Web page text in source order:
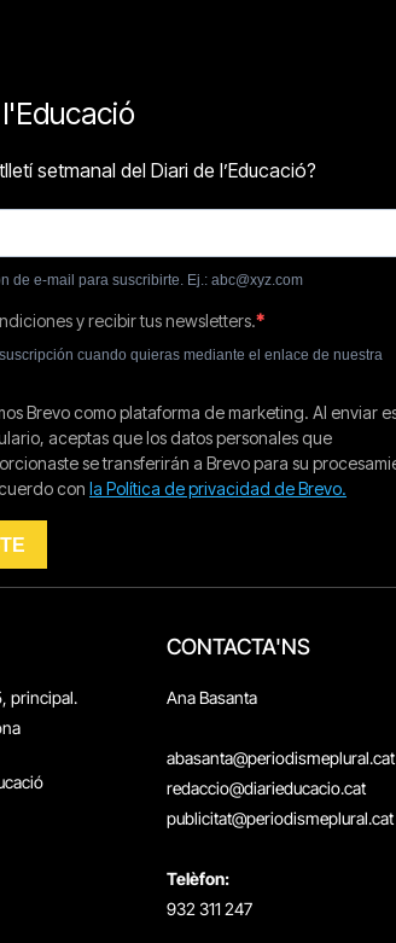
principal.
CONTACTA'NS
Ana Basanta
abasanta@periodismeplural.cat
redaccio@diarieducacio.cat
publicitat@periodismeplural.cat
Telèfon:
932 311 247